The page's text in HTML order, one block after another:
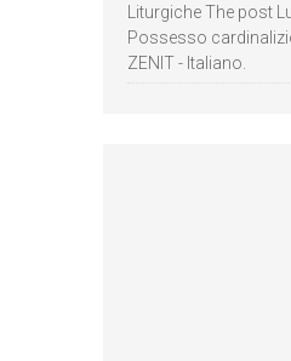
Liturgiche The post
Possesso
ZENIT - Italiano.